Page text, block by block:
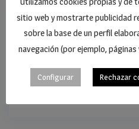
septiembre 29, 2017
Blackcurrant Swirl
Craft American ALE, Alc. 8%, IBU
sitio web y mostrarte publicidad
sobre la base de un perfil
navegación (por ejemplo,
Configurar Rechazar